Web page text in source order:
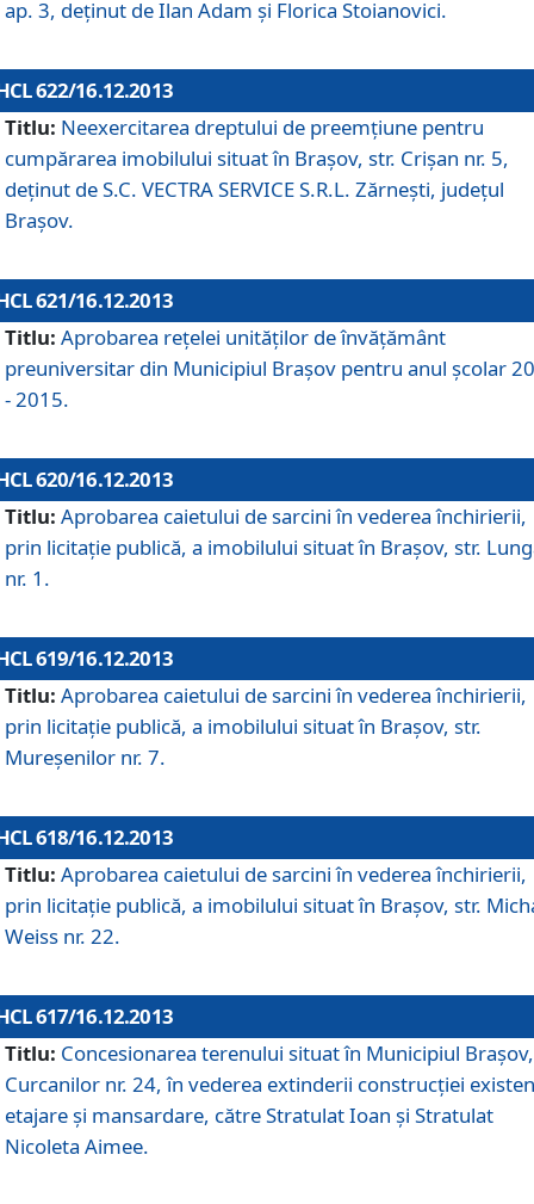
ap. 3, deţinut de Ilan Adam şi Florica Stoianovici.
622/16.12.2013
Titlu: Neexercitarea dreptului de preemţiune pentru
cumpărarea imobilului situat în Braşov, str. Crişan nr. 5,
deţinut de S.C. VECTRA SERVICE S.R.L. Zărneşti, judeţul
Braşov.
621/16.12.2013
Titlu: Aprobarea reţelei unităţilor de învăţământ
preuniversitar din Municipiul Braşov pentru anul şcolar
- 2015.
620/16.12.2013
Titlu: Aprobarea caietului de sarcini în vederea închirierii,
prin licitaţie publică, a imobilului situat în Braşov, str.
nr. 1.
619/16.12.2013
Titlu: Aprobarea caietului de sarcini în vederea închirierii,
prin licitaţie publică, a imobilului situat în Braşov, str.
Mureşenilor nr. 7.
618/16.12.2013
Titlu: Aprobarea caietului de sarcini în vederea închirierii,
prin licitaţie publică, a imobilului situat în Braşov, str.
Weiss nr. 22.
617/16.12.2013
Titlu: Concesionarea terenului situat în Municipiul
Curcanilor nr. 24, în vederea extinderii construcţiei
etajare şi mansardare, către Stratulat Ioan şi Stratulat
Nicoleta Aimee.